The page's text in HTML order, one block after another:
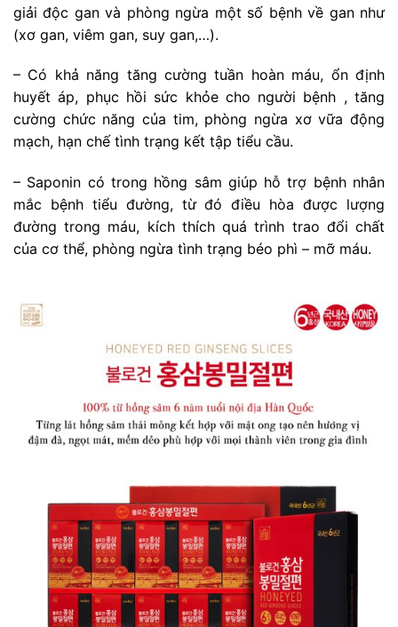
giải độc gan và phòng ngừa một số bệnh về gan như
(xơ gan, viêm gan, suy gan,…).
– Có khả năng tăng cường tuần hoàn máu, ổn định
huyết áp, phục hồi sức khỏe cho người bệnh , tăng
cường chức năng của tim, phòng ngừa xơ vữa động
mạch, hạn chế tình trạng kết tập tiểu cầu.
– Saponin có trong hồng sâm giúp hỗ trợ bệnh nhân
mắc bệnh tiểu đường, từ đó điều hòa được lượng
đường trong máu, kích thích quá trình trao đổi chất
của cơ thể, phòng ngừa tình trạng béo phì – mỡ máu.